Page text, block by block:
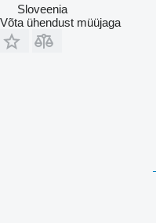
Sloveenia
Võta ühendust müüjaga